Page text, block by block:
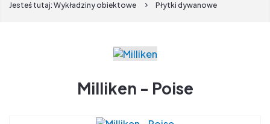
Jesteś tutaj: Wykładziny obiektowe Płytki dywanowe
Milliken - Poise